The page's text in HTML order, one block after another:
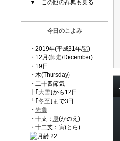
▼ この他の辞典も見る
今日のこよみ
・2019年(平成31年/猪)
・12月(師走/December)
・19日
・木(Thursday)
・二十四節気
┣｢ 大雪｣から12日
┗｢ 冬至 ｣まで3日
・ 先負
・十支： 庚(かのえ)
・十二支： 寅(とら)